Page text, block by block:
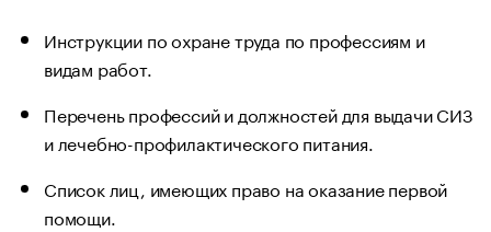
Инструкции по охране труда по профессиям и
видам работ.
Перечень профессий и должностей для выдачи СИЗ
и лечебно-профилактического питания.
Список лиц, имеющих право на оказание первой
помощи.